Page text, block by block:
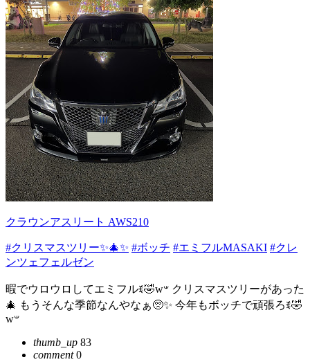
クラウンアスリート AWS210
#クリスマスツリー✨🎄✨ #ボッチ #エミフルMASAKI #クレ
ンツェフェルゼン
暇でウロウロしてエミフルꉂ🤣w‪𐤔 クリスマスツリーがあった
🎄 もうそんな季節なんやなぁ🥺✨️ 今年もボッチで頑張ろꉂ🤣
w‪𐤔
thumb_up 83
comment0